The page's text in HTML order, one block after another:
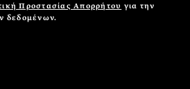
Προστασίας Απορρήτου για την
δεδομένων.